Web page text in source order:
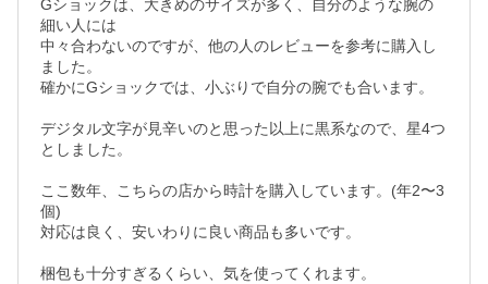
Gショックは、大きめのサイズが多く、自分のような腕の
細い人には
中々合わないのですが、他の人のレビューを参考に購入し
ました。
確かにGショックでは、小ぶりで自分の腕でも合います。
デジタル文字が見辛いのと思った以上に黒系なので、星4つ
としました。
ここ数年、こちらの店から時計を購入しています。(年2〜3
個)
対応は良く、安いわりに良い商品も多いです。
梱包も十分すぎるくらい、気を使ってくれます。